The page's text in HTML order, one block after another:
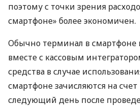
поэтому с точки зрения
смартфоне» более экономичен.
Обычно терминал в смартфоне
вместе с кассовым
средства в случае
смартфоне зачисляются на
следующий день после